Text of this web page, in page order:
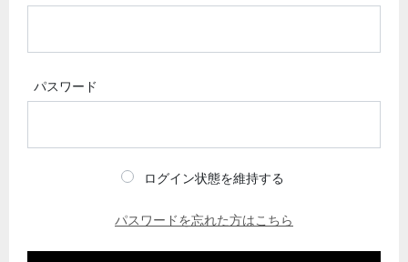
パスワード
ログイン状態を維持する
パスワードを忘れた方はこちら